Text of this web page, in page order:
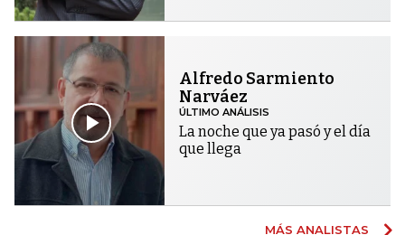
Alfredo Sarmiento
Narváez
ÚLTIMO ANÁLISIS
La noche que ya pasó y el día
que llega
MÁS ANALISTAS